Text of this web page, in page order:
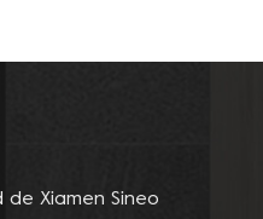
de Xiamen Sineo